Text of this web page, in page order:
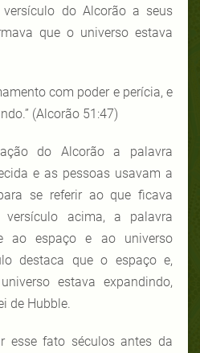
do Alcorão a seus
que o universo estava
com poder e perícia, e
(Alcorão 51:47)
do Alcorão a palavra
e as pessoas usavam a
se referir ao que ficava
acima, a palavra
ao espaço e ao universo
destaca que o espaço e,
estava expandindo,
de Hubble.
esse fato séculos antes da